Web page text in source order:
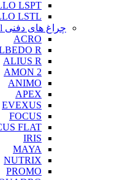
LSPT
LSTL
چراغ های دفنی Ground & Wall
ACRO
R
ALIUS R
AMON 2
ANIMO
APEX
EVEXUS
FOCUS
FLAT
IRIS
MAYA
NUTRIX
PROMO